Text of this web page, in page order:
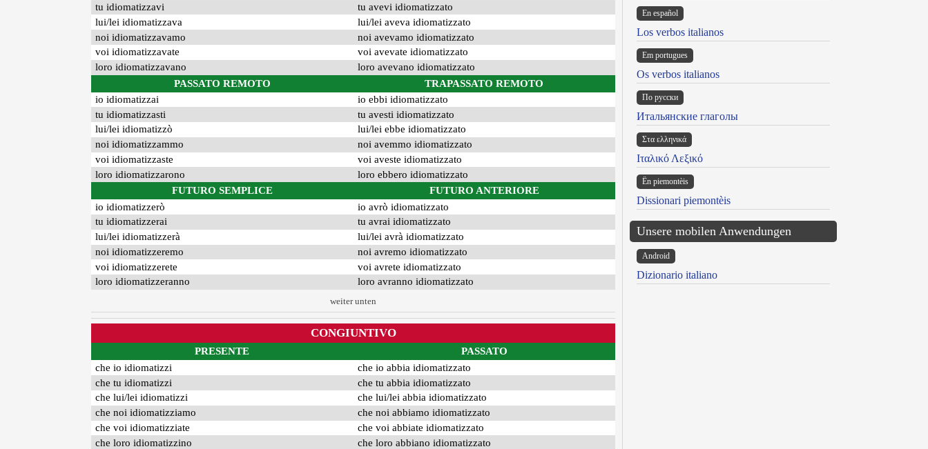
tu idiomatizzavi
lui/lei idiomatizzava
noi idiomatizzavamo
voi idiomatizzavate
loro idiomatizzavano
PASSATO REMOTO
io idiomatizzai
tu idiomatizzasti
lui/lei idiomatizzò
noi idiomatizzammo
voi idiomatizzaste
loro idiomatizzarono
FUTURO SEMPLICE
io idiomatizzerò
tu idiomatizzerai
lui/lei idiomatizzerà
noi idiomatizzeremo
voi idiomatizzerete
loro idiomatizzeranno
tu avevi idiomatizzato
lui/lei aveva idiomatizzato
noi avevamo idiomatizzato
voi avevate idiomatizzato
loro avevano idiomatizzato
TRAPASSATO REMOTO
io ebbi idiomatizzato
tu avesti idiomatizzato
lui/lei ebbe idiomatizzato
noi avemmo idiomatizzato
voi aveste idiomatizzato
loro ebbero idiomatizzato
FUTURO ANTERIORE
io avrò idiomatizzato
tu avrai idiomatizzato
lui/lei avrà idiomatizzato
noi avremo idiomatizzato
voi avrete idiomatizzato
loro avranno idiomatizzato
weiter unten
CONGIUNTIVO
PRESENTE
che io idiomatizzi
che tu idiomatizzi
che lui/lei idiomatizzi
che noi idiomatizziamo
che voi idiomatizziate
che loro idiomatizzino
PASSATO
che io abbia idiomatizzato
che tu abbia idiomatizzato
che lui/lei abbia idiomatizzato
che noi abbiamo idiomatizzato
che voi abbiate idiomatizzato
che loro abbiano idiomatizzato
En español
Los verbos italianos
Em portugues
Os verbos italianos
По русски
Итальянские глаголы
Στα ελληνικά
Ιταλικό Λεξικό
Ën piemontèis
Dissionari piemontèis
Unsere mobilen Anwendungen
Android
Dizionario italiano